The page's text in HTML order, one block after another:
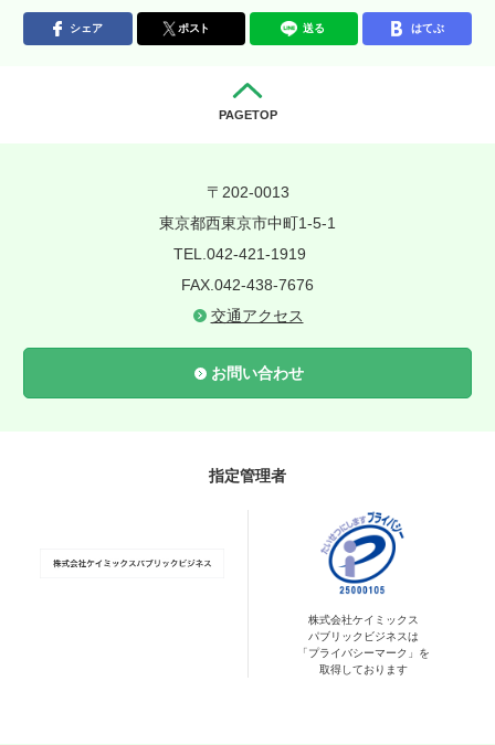
シェア ポスト 送る はてぶ
PAGETOP
〒202-0013
東京都西東京市中町1-5-1
TEL.042-421-1919
FAX.042-438-7676
交通アクセス
お問い合わせ
指定管理者
株式会社ケイミックス
パブリックビジネスは
「プライバシーマーク」を
取得しております